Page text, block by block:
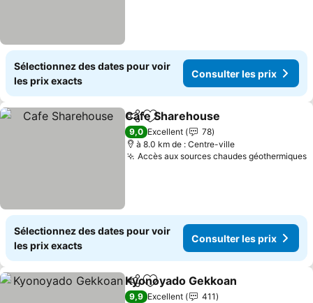
Sélectionnez des dates pour voir
les prix exacts
Consulter les prix
PartagerAjouter à mes favoris
Cafe Sharehouse
9,0 Excellent
78
à 8.0 km de : Centre-ville
Accès aux sources chaudes géothermiques
Sélectionnez des dates pour voir
les prix exacts
Consulter les prix
PartagerAjouter à mes favoris
Kyonoyado Gekkoan
9,9 Excellent
411